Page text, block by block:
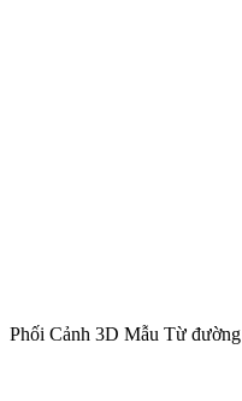
Phối Cảnh 3D Mẫu Từ đường